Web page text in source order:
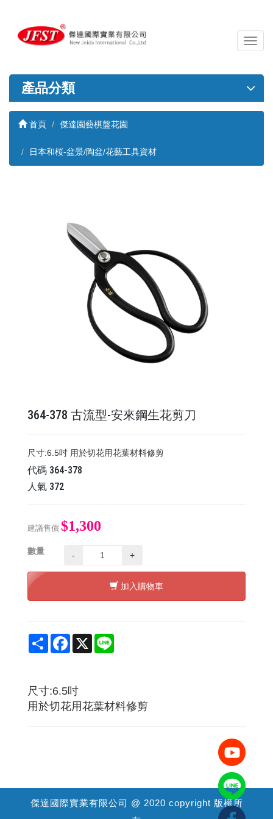
導
覽
關
產品分類
首頁 傑達園藝棋盤花園
日本和桜-盆景/陶盆/花藝工具資材
364-378 古流型-安來鋼生花剪刀
尺寸:6.5吋 用於切花用花葉材料修剪
代碼 364-378
人氣 372
建議售價 $1,300
數量 - +
加入購物車
Share Facebook
X
尺寸:6.5吋
用於切花用花葉材料修剪
傑達國際實業有限公司 @ 2020 copyright 版權所